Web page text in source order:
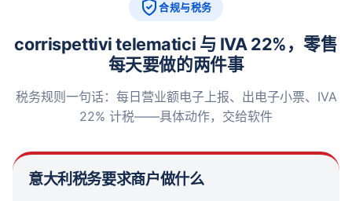
合规与税务
corrispettivi telematici 与 IVA 22%，零售
每天要做的两件事
税务规则一句话：每日营业额电子上报、出电子小票、IVA
22% 计税——具体动作，交给软件
意大利税务要求商户做什么